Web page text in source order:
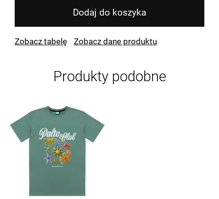
Dodaj do koszyka
Zobacz tabelę Zobacz dane produktu
Produkty podobne